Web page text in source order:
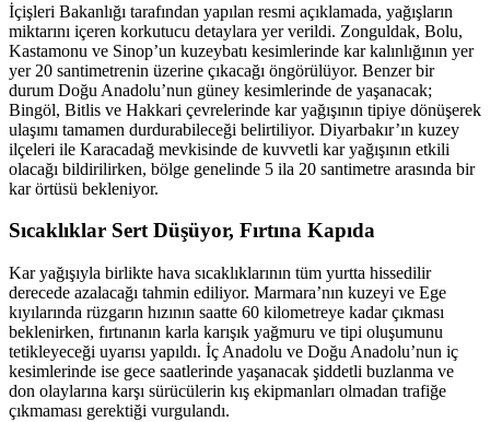
İçişleri Bakanlığı tarafından yapılan resmi açıklamada, yağışların
miktarını içeren korkutucu detaylara yer verildi. Zonguldak, Bolu,
Kastamonu ve Sinop’un kuzeybatı kesimlerinde kar kalınlığının yer
yer 20 santimetrenin üzerine çıkacağı öngörülüyor. Benzer bir
durum Doğu Anadolu’nun güney kesimlerinde de yaşanacak;
Bingöl, Bitlis ve Hakkari çevrelerinde kar yağışının tipiye dönüşerek
ulaşımı tamamen durdurabileceği belirtiliyor. Diyarbakır’ın kuzey
ilçeleri ile Karacadağ mevkisinde de kuvvetli kar yağışının etkili
olacağı bildirilirken, bölge genelinde 5 ila 20 santimetre arasında bir
kar örtüsü bekleniyor.
Sıcaklıklar Sert Düşüyor, Fırtına Kapıda
Kar yağışıyla birlikte hava sıcaklıklarının tüm yurtta hissedilir
derecede azalacağı tahmin ediliyor. Marmara’nın kuzeyi ve Ege
kıyılarında rüzgarın hızının saatte 60 kilometreye kadar çıkması
beklenirken, fırtınanın karla karışık yağmuru ve tipi oluşumunu
tetikleyeceği uyarısı yapıldı. İç Anadolu ve Doğu Anadolu’nun iç
kesimlerinde ise gece saatlerinde yaşanacak şiddetli buzlanma ve
don olaylarına karşı sürücülerin kış ekipmanları olmadan trafiğe
çıkmaması gerektiği vurgulandı.